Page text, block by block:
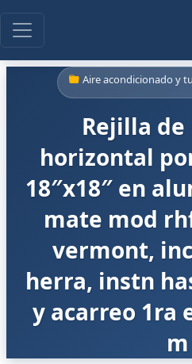
Aire acondicionado y
Rejilla
horizontal
18″x18″ en
mate mod
vermont,
herra, instn
y acarreo 1ra
m